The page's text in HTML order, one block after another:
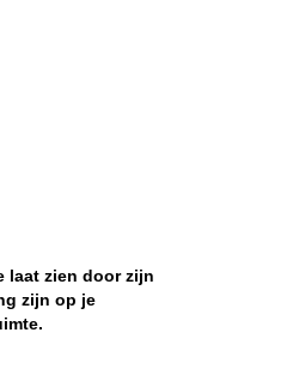
laat zien door zijn
zijn op je